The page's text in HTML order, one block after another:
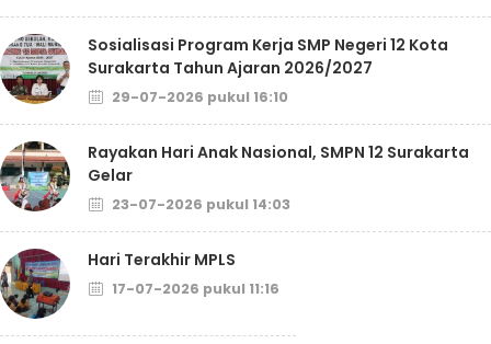
Sosialisasi Program Kerja SMP Negeri 12 Kota
Surakarta Tahun Ajaran 2026/2027
29-07-2026 pukul 16:10
Rayakan Hari Anak Nasional, SMPN 12 Surakarta
Gelar
23-07-2026 pukul 14:03
Hari Terakhir MPLS
17-07-2026 pukul 11:16